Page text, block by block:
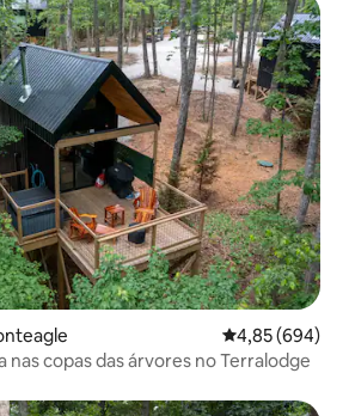
4,85 de uma
4,85 (694)
nas copas das árvores no Terralodge